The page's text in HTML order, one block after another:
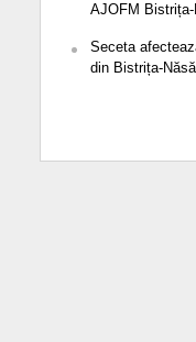
AJOFM Bistrița-
Seceta
din Bistrița-